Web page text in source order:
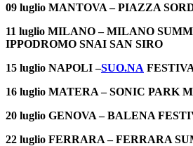
09 luglio MANTOVA – PIAZZA
11 luglio MILANO – MILANO
IPPODROMO SNAI SAN SIRO
15 luglio NAPOLI –SUO.NA
16 luglio MATERA – SONIC PARK
20 luglio GENOVA – BALENA
22 luglio FERRARA – FERRARA